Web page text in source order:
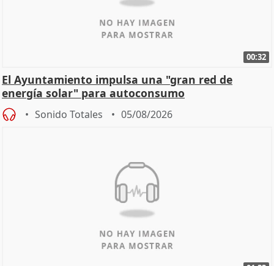
00:32
El Ayuntamiento impulsa una "gran red de
energía solar" para autoconsumo
Sonido Totales 05/08/2026